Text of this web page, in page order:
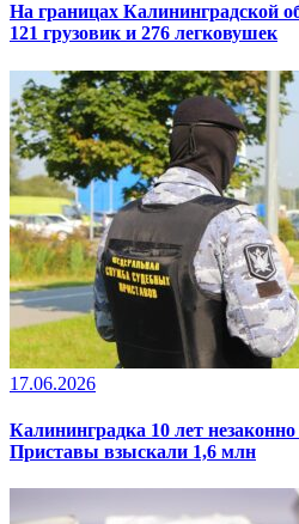
На границах Калининградской
121 грузовик и 276 легковушек
17.06.2026
Калининградка 10 лет
Приставы взыскали 1,6 млн